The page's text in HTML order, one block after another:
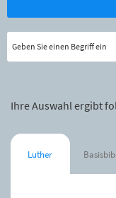
Ihre Auswahl ergibt
Luther